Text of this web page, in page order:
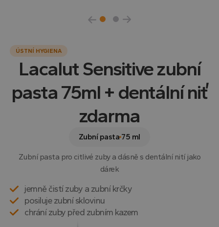
ÚSTNÍ HYGIENA
Lacalut Sensitive zubní
pasta 75ml + dentální niť
zdarma
Zubní pasta 75 ml
Zubní pasta pro citlivé zuby a dásně s dentální nití jako
dárek
jemně čistí zuby a zubní krčky
posiluje zubní sklovinu
chrání zuby před zubním kazem